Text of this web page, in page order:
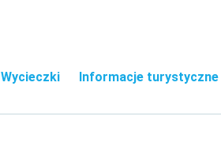
Wycieczki Informacje turystyczne